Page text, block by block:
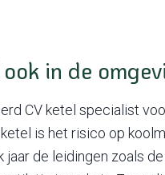
in de
CV ketel specialist
is het risico op
de leidingen zoals